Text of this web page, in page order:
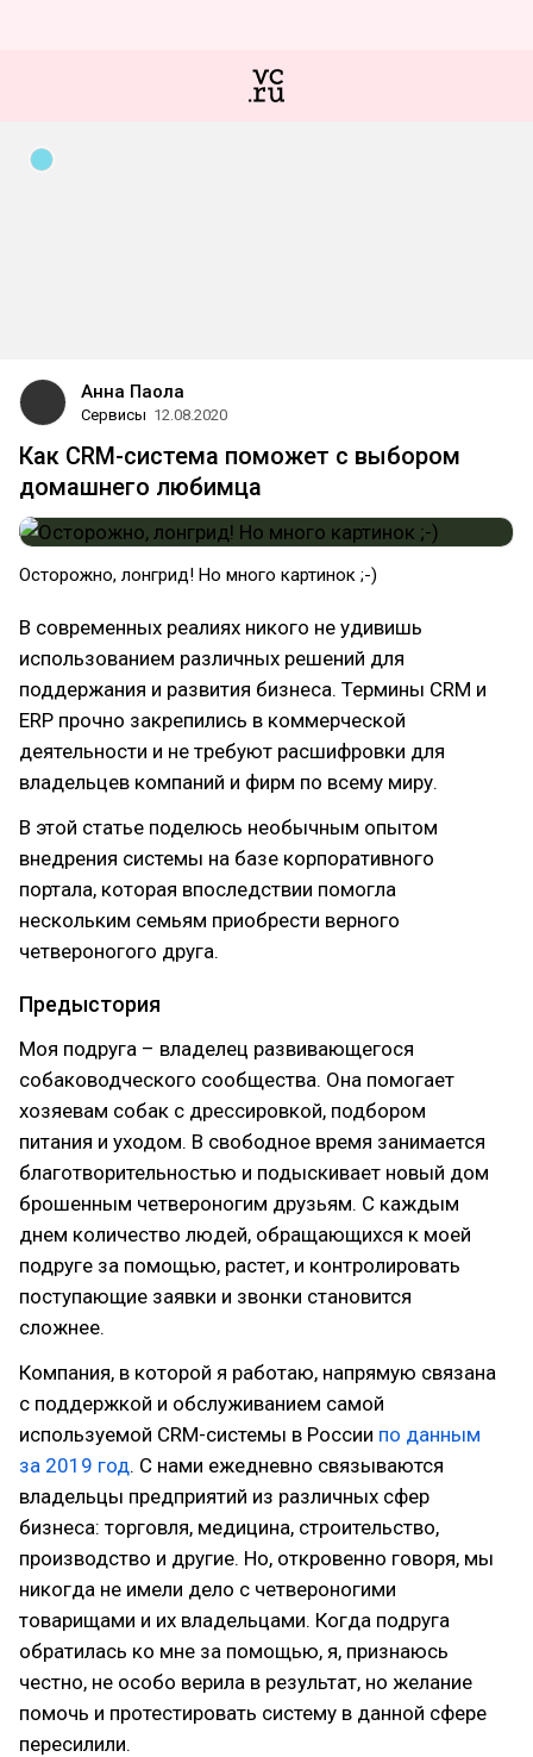
Анна Паола
Сервисы 12.08.2020
Как CRM-система поможет с выбором
домашнего любимца
Осторожно, лонгрид! Но много картинок ;-)
В современных реалиях никого не удивишь
использованием различных решений для
поддержания и развития бизнеса. Термины CRM и
ERP прочно закрепились в коммерческой
деятельности и не требуют расшифровки для
владельцев компаний и фирм по всему миру.
В этой статье поделюсь необычным опытом
внедрения системы на базе корпоративного
портала, которая впоследствии помогла
нескольким семьям приобрести верного
четвероногого друга.
Предыстория
Моя подруга – владелец развивающегося
собаководческого сообщества. Она помогает
хозяевам собак с дрессировкой, подбором
питания и уходом. В свободное время занимается
благотворительностью и подыскивает новый дом
брошенным четвероногим друзьям. С каждым
днем количество людей, обращающихся к моей
подруге за помощью, растет, и контролировать
поступающие заявки и звонки становится
сложнее.
Компания, в которой я работаю, напрямую связана
с поддержкой и обслуживанием самой
используемой CRM-системы в России по данным
за 2019 год. С нами ежедневно связываются
владельцы предприятий из различных сфер
бизнеса: торговля, медицина, строительство,
производство и другие. Но, откровенно говоря, мы
никогда не имели дело с четвероногими
товарищами и их владельцами. Когда подруга
обратилась ко мне за помощью, я, признаюсь
честно, не особо верила в результат, но желание
помочь и протестировать систему в данной сфере
пересилили.